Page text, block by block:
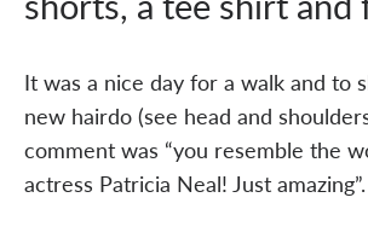
It was a nice day for a walk and to
new hairdo (see head and
comment was “you resemble the
actress Patricia Neal! Just amazing”.